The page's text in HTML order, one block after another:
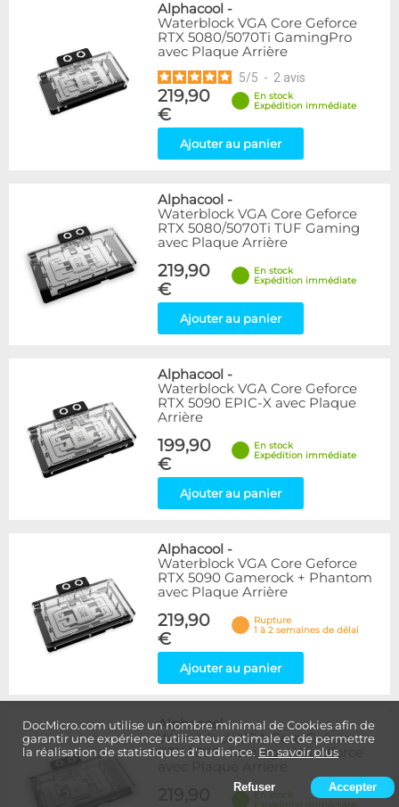
DocMicro.com utilise un nombre minimal de Cookies afin de
garantir une expérience utilisateur optimale et de permettre
la réalisation de statistiques d'audience. En savoir plus
Refuser Accepter
Alphacool -
Waterblock VGA Core Geforce
RTX 5080/5070Ti GamingPro
avec Plaque Arrière
5/5 - 2 avis
219,90
€
En stock
Expédition immédiate
Ajouter au panier
Alphacool -
Waterblock VGA Core Geforce
RTX 5080/5070Ti TUF Gaming
avec Plaque Arrière
219,90
€
En stock
Expédition immédiate
Ajouter au panier
Alphacool -
Waterblock VGA Core Geforce
RTX 5090 EPIC-X avec Plaque
Arrière
199,90
€
En stock
Expédition immédiate
Ajouter au panier
Alphacool -
Waterblock VGA Core Geforce
RTX 5090 Gamerock + Phantom
avec Plaque Arrière
219,90
€
Rupture
1 à 2 semaines de délai
Ajouter au panier
Alphacool-
Waterblock VGA Core Geforce
RTX 5090 Gaming + Windforce
En stock
Expédition immédiate